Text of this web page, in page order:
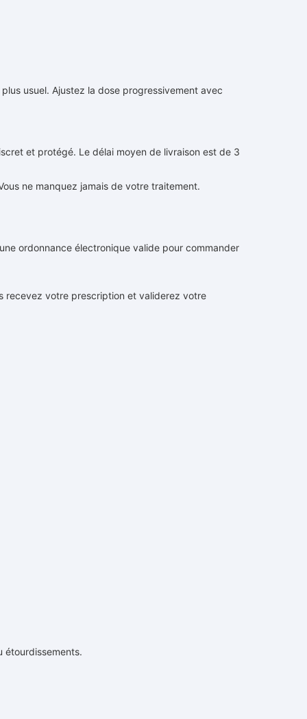
usuel. Ajustez la dose progressivement avec
et protégé. Le délai moyen de livraison est de 3
ne manquez jamais de votre traitement.
ordonnance électronique valide pour commander
recevez votre prescription et validerez votre
étourdissements.